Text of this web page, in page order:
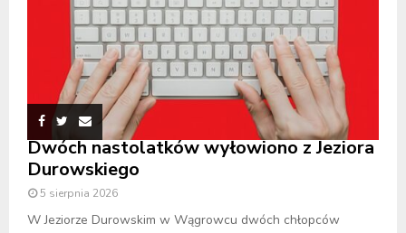
Dwóch nastolatków wyłowiono z Jeziora
Durowskiego
5 sierpnia 2026
W Jeziorze Durowskim w Wągrowcu dwóch chłopców